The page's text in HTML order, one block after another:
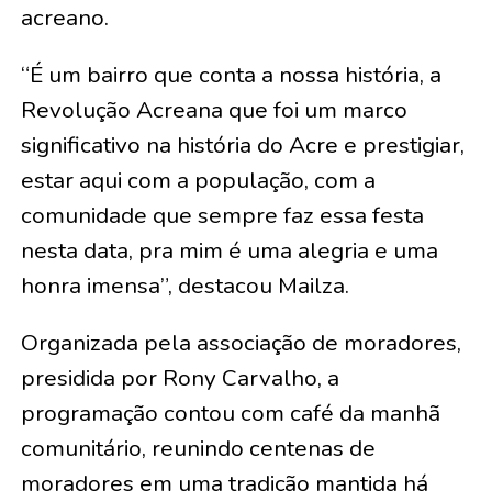
acreano.
“É um bairro que conta a nossa história, a
Revolução Acreana que foi um marco
significativo na história do Acre e prestigiar,
estar aqui com a população, com a
comunidade que sempre faz essa festa
nesta data, pra mim é uma alegria e uma
honra imensa”, destacou Mailza.
Organizada pela associação de moradores,
presidida por Rony Carvalho, a
programação contou com café da manhã
comunitário, reunindo centenas de
moradores em uma tradição mantida há